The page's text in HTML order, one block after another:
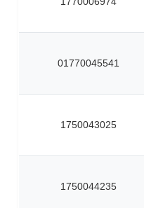
01770045541
1750043025
1750044235